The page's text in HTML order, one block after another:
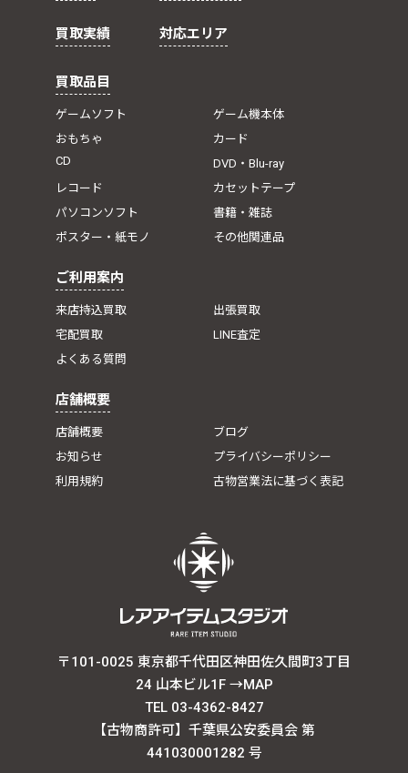
買取実績 対応エリア
買取品目
ゲームソフト
ゲーム機本体
おもちゃ
カード
CD
DVD・Blu-ray
レコード
カセットテープ
パソコンソフト
書籍・雑誌
ポスター・紙モノ
その他関連品
ご利用案内
来店持込買取
出張買取
宅配買取
LINE査定
よくある質問
店舗概要
店舗概要
ブログ
お知らせ
プライバシーポリシー
利用規約
古物営業法に基づく表記
〒101-0025 東京都千代田区神田佐久間町3丁目
24 山本ビル1F →MAP
TEL 03-4362-8427
【古物商許可】千葉県公安委員会 第
441030001282 号